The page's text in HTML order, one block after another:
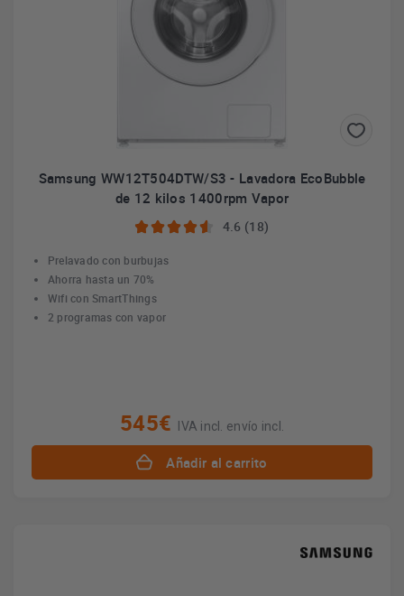
Samsung WW12T504DTW/S3 - Lavadora EcoBubble
de 12 kilos 1400rpm Vapor
4.6 (18)
Prelavado con burbujas
Ahorra hasta un 70%
Wifi con SmartThings
2 programas con vapor
545€ IVA incl. envío incl.
Añadir al carrito